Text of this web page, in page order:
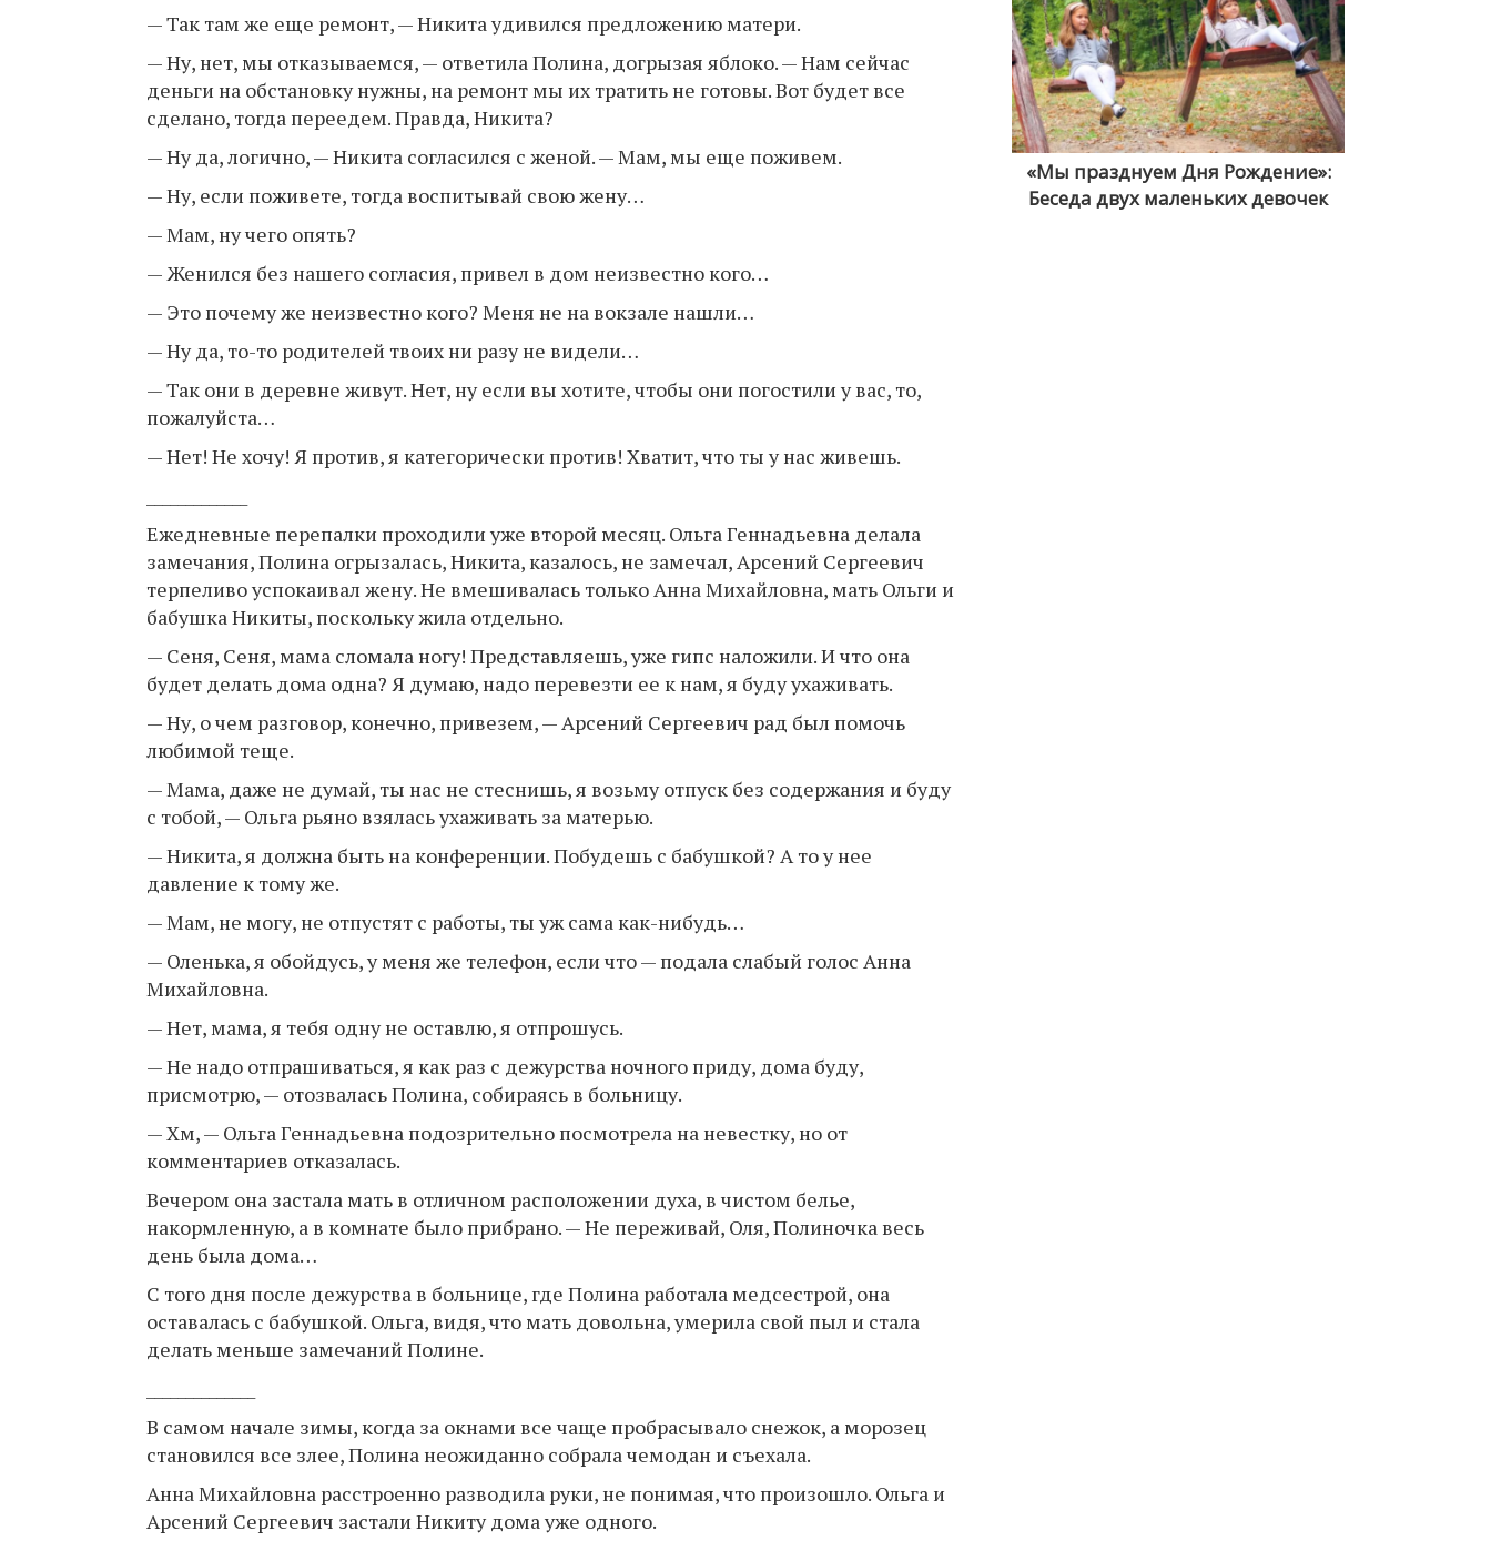
— Так там же еще ремонт, — Никита удивился предложению матери.
— Ну, нет, мы отказываемся, — ответила Полина, догрызая яблоко. — Нам сейчас
деньги на обстановку нужны, на ремонт мы их тратить не готовы. Вот будет все
сделано, тогда переедем. Правда, Никита?
— Ну да, логично, — Никита согласился с женой. — Мам, мы еще поживем.
— Ну, если поживете, тогда воспитывай свою жену…
— Мам, ну чего опять?
— Женился без нашего согласия, привел в дом неизвестно кого…
— Это почему же неизвестно кого? Меня не на вокзале нашли…
— Ну да, то-то родителей твоих ни разу не видели…
— Так они в деревне живут. Нет, ну если вы хотите, чтобы они погостили у вас, то,
пожалуйста…
— Нет! Не хочу! Я против, я категорически против! Хватит, что ты у нас живешь.
Ежедневные перепалки проходили уже второй месяц. Ольга Геннадьевна делала
замечания, Полина огрызалась, Никита, казалось, не замечал, Арсений Сергеевич
терпеливо успокаивал жену. Не вмешивалась только Анна Михайловна, мать Ольги и
бабушка Никиты, поскольку жила отдельно.
— Сеня, Сеня, мама сломала ногу! Представляешь, уже гипс наложили. И что она
будет делать дома одна? Я думаю, надо перевезти ее к нам, я буду ухаживать.
— Ну, о чем разговор, конечно, привезем, — Арсений Сергеевич рад был помочь
любимой теще.
— Мама, даже не думай, ты нас не стеснишь, я возьму отпуск без содержания и буду
с тобой, — Ольга рьяно взялась ухаживать за матерью.
— Никита, я должна быть на конференции. Побудешь с бабушкой? А то у нее
давление к тому же.
— Мам, не могу, не отпустят с работы, ты уж сама как-нибудь…
— Оленька, я обойдусь, у меня же телефон, если что — подала слабый голос Анна
Михайловна.
— Нет, мама, я тебя одну не оставлю, я отпрошусь.
— Не надо отпрашиваться, я как раз с дежурства ночного приду, дома буду,
присмотрю, — отозвалась Полина, собираясь в больницу.
— Хм, — Ольга Геннадьевна подозрительно посмотрела на невестку, но от
комментариев отказалась.
Вечером она застала мать в отличном расположении духа, в чистом белье,
накормленную, а в комнате было прибрано. — Не переживай, Оля, Полиночка весь
день была дома…
С того дня после дежурства в больнице, где Полина работала медсестрой, она
оставалась с бабушкой. Ольга, видя, что мать довольна, умерила свой пыл и стала
делать меньше замечаний Полине.
В самом начале зимы, когда за окнами все чаще пробрасывало снежок, а морозец
становился все злее, Полина неожиданно собрала чемодан и съехала.
Анна Михайловна расстроенно разводила руки, не понимая, что произошло. Ольга и
Арсений Сергеевич застали Никиту дома уже одного.
«Мы празднуем Дня Рождение»:
Беседа двух маленьких девочек